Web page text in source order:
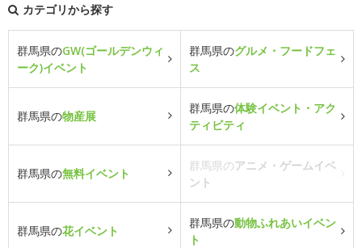
カテゴリから探す
群馬県のGW(ゴールデンウィ
ーク)イベント
群馬県のグルメ・フードフェ
ス
群馬県の物産展
群馬県の体験イベント・アク
ティビティ
群馬県の無料イベント
群馬県のアニメ・ゲームイベ
ント
群馬県の花イベント
群馬県の動物ふれあいイベン
ト